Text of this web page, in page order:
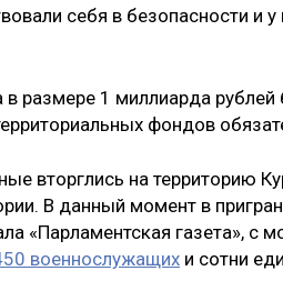
себя в безопасности и
размере 1 миллиарда
фондов
вторглись на территорию
В данный момент в
«Парламентская газета», с
военнослужащих и сотни